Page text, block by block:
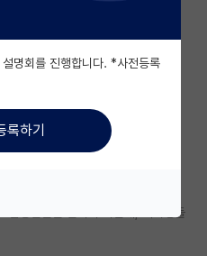
하고 토론하는 과정이 필수여서
협동할줄을 알아야 하는데, 여학생들
명회를 진행합니다. *사전등록
록하기